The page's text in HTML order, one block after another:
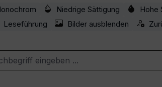
Niedrige Sättigung Hohe
Leseführung Bilder ausblenden